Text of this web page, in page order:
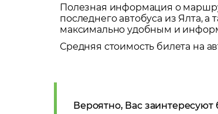
Полезная информация о
последнего автобуса из Ялта, а
максимально удобным и
Средняя стоимость билета на
Вероятно, Вас